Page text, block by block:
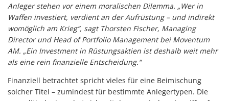
Anleger stehen vor einem moralischen Dilemma. „Wer in
Waffen investiert, verdient an der Aufrüstung – und indirekt
womöglich am Krieg“, sagt Thorsten Fischer, Managing
Director und Head of Portfolio Management bei Moventum
AM. „Ein Investment in Rüstungsaktien ist deshalb weit mehr
als eine rein finanzielle Entscheidung.“
Finanziell betrachtet spricht vieles für eine Beimischung
solcher Titel – zumindest für bestimmte Anlegertypen. Die